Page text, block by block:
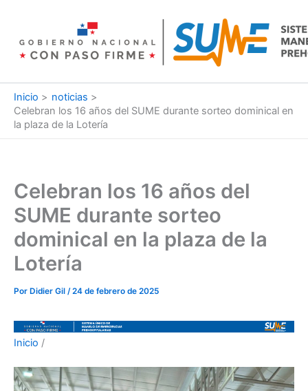
contenido
Inicio
noticias
Celebran los 16 años del SUME durante sorteo dominical en
la plaza de la Lotería
Celebran los 16 años del
SUME durante sorteo
dominical en la plaza de la
Lotería
Por Didier Gil /24 de febrero de 2025
Inicio /